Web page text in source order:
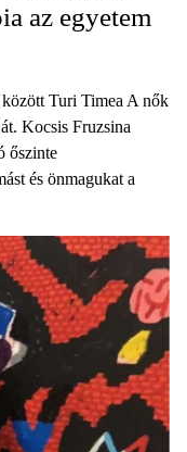
az egyetem
Turi Timea A nők
Kocsis Fruzsina
őszinte
és önmagukat a